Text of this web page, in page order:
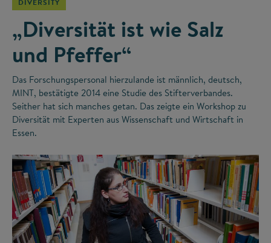
„Diversität ist wie Salz
und Pfeffer“
Das Forschungspersonal hierzulande ist männlich, deutsch,
MINT, bestätigte 2014 eine Studie des Stifterverbandes.
Seither hat sich manches getan. Das zeigte ein Workshop zu
Diversität mit Experten aus Wissenschaft und Wirtschaft in
Essen.